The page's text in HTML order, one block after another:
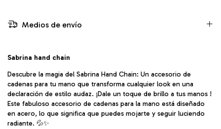
Medios de envío
Sabrina hand chain
Descubre la magia del Sabrina Hand Chain: Un accesorio de
cadenas para tu mano que transforma cualquier look en una
declaración de estilo audaz. ¡Dale un toque de brillo a tus manos !
Este fabuloso accesorio de cadenas para la mano está diseñado
en acero, lo que significa que puedes mojarte y seguir luciendo
radiante. 💦✨